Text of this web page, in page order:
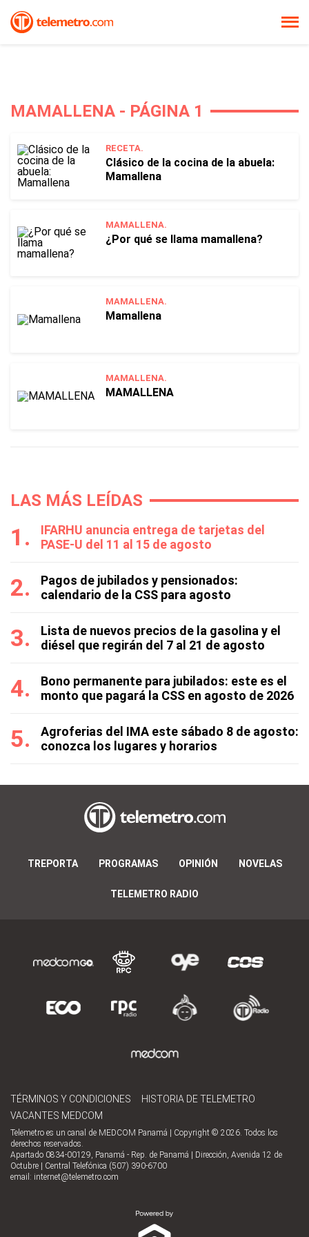
MAMALLENA - PÁGINA 1
RECETA.
Clásico de la cocina de la abuela:
Mamallena
MAMALLENA.
¿Por qué se llama mamallena?
MAMALLENA.
Mamallena
MAMALLENA.
MAMALLENA
LAS MÁS LEÍDAS
IFARHU anuncia entrega de tarjetas del
PASE-U del 11 al 15 de agosto
Pagos de jubilados y pensionados:
calendario de la CSS para agosto
Lista de nuevos precios de la gasolina y el
diésel que regirán del 7 al 21 de agosto
Bono permanente para jubilados: este es el
monto que pagará la CSS en agosto de 2026
Agroferias del IMA este sábado 8 de agosto:
conozca los lugares y horarios
TREPORTA PROGRAMAS OPINIÓN NOVELAS
TELEMETRO RADIO
TÉRMINOS Y CONDICIONES
HISTORIA DE TELEMETRO
VACANTES MEDCOM
Telemetro es un canal de MEDCOM Panamá | Copyright © 2026. Todos los
derechos reservados.
Apartado 0834-00129, Panamá - Rep. de Panamá | Dirección, Avenida 12 de
Octubre | Central Telefónica (507) 390-6700
email: internet@telemetro.com